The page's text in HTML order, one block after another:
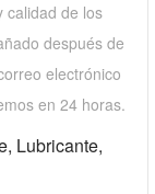
calidad de los
después de
electrónico
en 24 horas.
Lubricante,